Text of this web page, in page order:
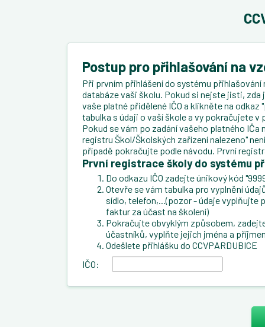
Postup pro přihlašování na
Při prvním přihlášení do systému
databáze vaši školu. Pokud si nejste jisti, zda
vaše platné přidělené IČO a klikněte na
tabulka s údaji o vaší škole a vy pokračujete
Pokud se vám po zadání vašeho platného IČa
registru Škol/Školských zařízení nalezeno"
případě pokračujte podle návodu. První
První registrace školy do systému
Do odkazu IČO zadejte únikový kód
Otevře se vám tabulka pro vyplnění
sídlo, telefon,...(pozor - údaje vyplňujte
faktur za účast na školení)
Pokračujte obvyklým způsobem,
účastníků, vyplňte jejich jména a
Odešlete přihlášku do CCVPARDUBICE
IČO: